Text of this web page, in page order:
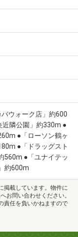
ウォーク店」約600
近隣公園」約330m ●
●「ローソン鶴ヶ
●「ドラッグスト
560m ●「ユナイテッ
約600m
掲載しています。物件に
お問い合わせください。
責任を負いかねますので